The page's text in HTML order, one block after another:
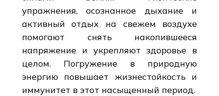
упражнения, осознанное дыхание и
активный отдых на свежем воздухе
помогают снять накопившееся
напряжение и укрепляют здоровье в
целом. Погружение в природную
энергию повышает жизнестойкость и
иммунитет в этот насыщенный период.